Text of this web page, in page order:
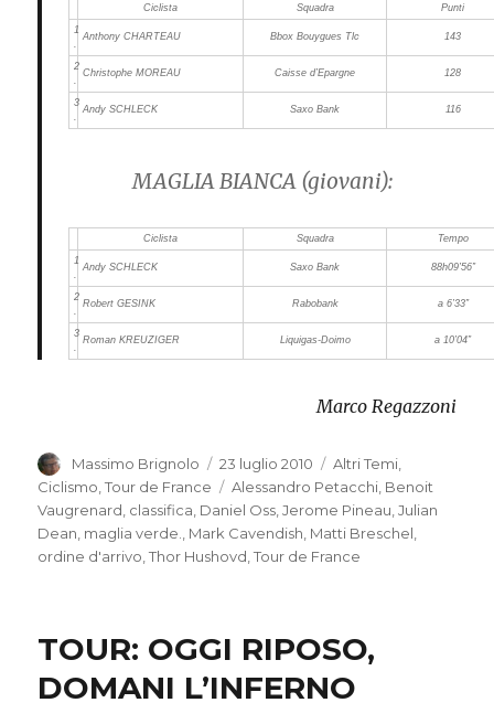
Ciclista Squadra
Punti
1
Anthony CHARTEAU Bbox Bouygues Tlc 143
2
Christophe MOREAU Caisse d’Epargne 128
3
Andy SCHLECK Saxo Bank 116
MAGLIA BIANCA (giovani):
Ciclista Squadra
Tempo
1
.
Andy SCHLECK Saxo Bank 88h09’56”
2
.
Robert GESINK Rabobank a 6’33”
3
.
Roman KREUZIGER Liquigas-Doimo a 10’04”
Marco Regazzoni
Autore
Massimo Brignolo
Pubblicato
il
23 luglio 2010 Categorie
Altri Temi
Ciclismo,Tour de France Tag
Alessandro Petacchi, Benoit
Vaugrenard, classifica, Daniel Oss,Jerome Pineau,Julian
Dean, maglia verde., Mark Cavendish, Matti Breschel,
ordine d'arrivo,Thor Hushovd,Tour de France
TOUR: OGGI RIPOSO,
DOMANI L’INFERNO